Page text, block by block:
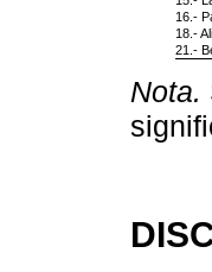
16.-
18.-
21.-
Nota.